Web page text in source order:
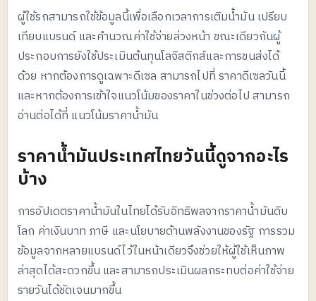
ผู้ใช้รถสามารถใช้ข้อมูลนี้เพื่อเลือกเวลาการเติมน้ำมัน เปรียบ
เทียบแบรนด์ และคำนวณค่าใช้จ่ายล่วงหน้า ขณะเดียวกันผู้
ประกอบการยังใช้ประเมินต้นทุนโลจิสติกส์และการขนส่งได้
ด้วย หากต้องการดูเฉพาะดีเซล สามารถไปที่ราคาดีเซลวันนี้
และหากต้องการเข้าใจแนวโน้มของราคาในช่วงต่อไป สามารถ
อ่านต่อได้ที่ แนวโน้มราคาน้ำมัน
ราคาน้ำมันประเทศไทยวันนี้ดูจากอะไร
บ้าง
การอัปเดตราคาน้ำมันในไทยได้รับอิทธิพลจากราคาน้ำมันดิบ
โลก ค่าเงินบาท ภาษี และนโยบายด้านพลังงานของรัฐ การรวม
ข้อมูลจากหลายแบรนด์ไว้ในหน้าเดียวจึงช่วยให้ผู้ใช้เห็นภาพ
ล่าสุดได้สะดวกขึ้น และสามารถประเมินผลกระทบต่อค่าใช้จ่าย
รายวันได้ชัดเจนมากขึ้น